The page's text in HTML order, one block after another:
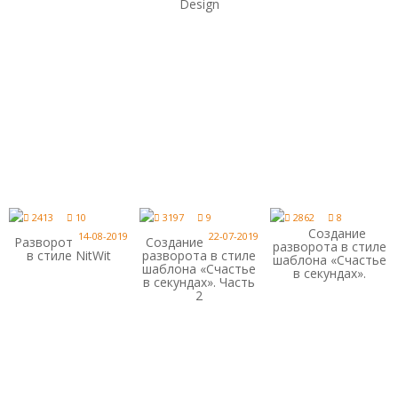
Design
2413
10
14-08-2019
Разворот
в стиле NitWit
3197
9
22-07-2019
Создание
разворота в стиле
шаблона «Счастье
в секундах». Часть
2
2862 8
Создание
разворота в стиле
шаблона «Счастье
в секундах».